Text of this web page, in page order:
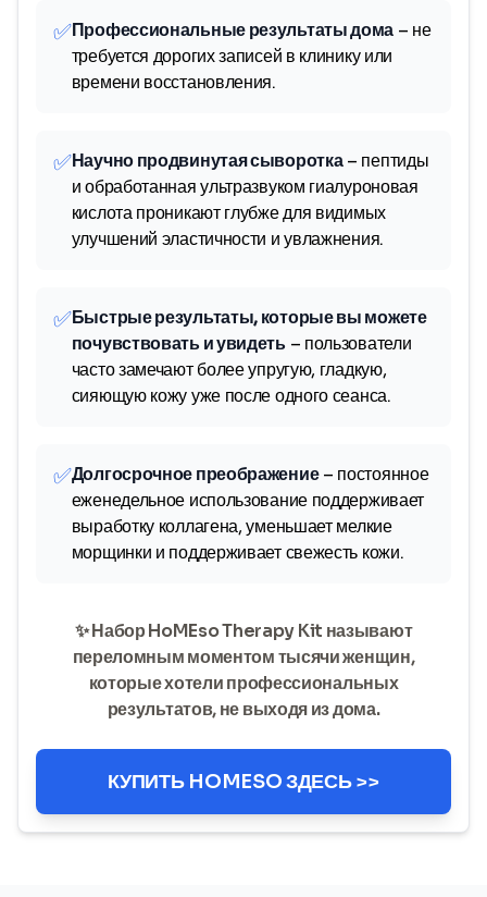
✅Профессиональные результаты дома – не
требуется дорогих записей в клинику или
времени восстановления.
✅Научно продвинутая сыворотка– пептиды
и обработанная ультразвуком гиалуроновая
кислота проникают глубже для видимых
улучшений эластичности и увлажнения.
✅Быстрые результаты, которые вы можете
почувствовать и увидеть– пользователи
часто замечают более упругую, гладкую,
сияющую кожу уже после одного сеанса.
✅Долгосрочное преображение– постоянное
еженедельное использование поддерживает
выработку коллагена, уменьшает мелкие
морщинки и поддерживает свежесть кожи.
✨ Набор HoMEso Therapy Kit называют
переломным моментом тысячи женщин,
которые хотели профессиональных
результатов, не выходя из дома.
КУПИТЬ HOMESO ЗДЕСЬ >>